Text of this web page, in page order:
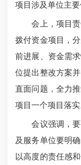
项目涉及单位主要
会上，项目责
拨付资金项目，
前进展、资金需
位提出整改方案
直面问题，全力
项目一个项目落实
会议强调，要
及服务单位要明
以高度的责任感